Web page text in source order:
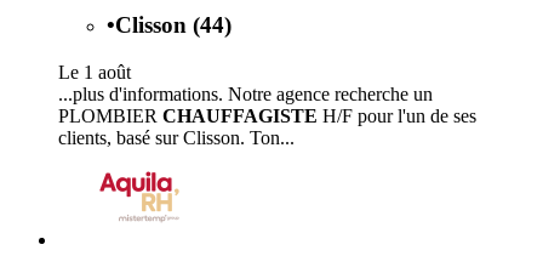
•Clisson (44)
Le 1 août
...plus d'informations. Notre agence recherche un
PLOMBIER CHAUFFAGISTE H/F pour l'un de ses
clients, basé sur Clisson. Ton...